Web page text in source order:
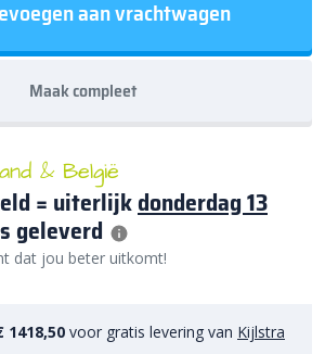
aan vrachtwagen
Maak compleet
& België
= uiterlijkdonderdag 13
geleverd
dat jou beter uitkomt!
1418,50 voor gratis levering van Kijlstra